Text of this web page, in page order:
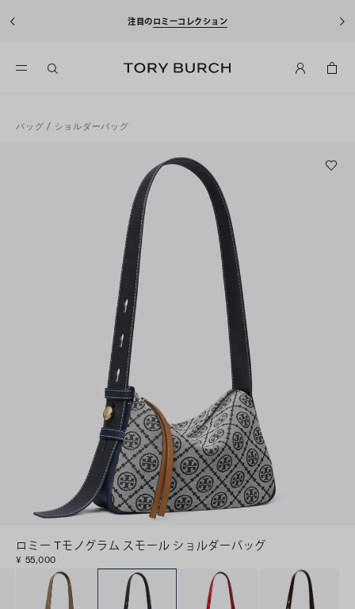
注目のロミーコレクション
バッグ / ショルダーバッグ
ロミー Tモノグラム スモール ショルダーバッグ
¥ 55,000